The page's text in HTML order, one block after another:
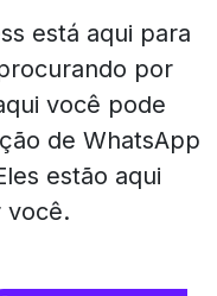
está aqui para
por
você pode
de WhatsApp
estão aqui
você.